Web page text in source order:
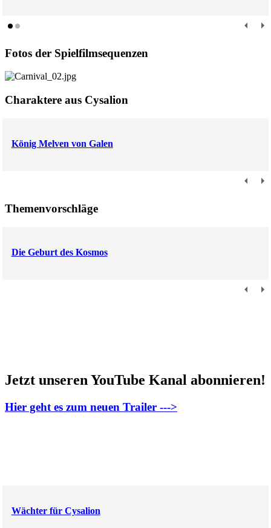
Fotos der Spielfilmsequenzen
Charaktere aus Cysalion
König Melven von Galen
Themenvorschläge
Die Geburt des Kosmos
Jetzt unseren YouTube Kanal abonnieren!
Hier geht es zum neuen Trailer --->
Wächter für Cysalion